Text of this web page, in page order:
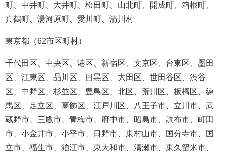
町、中井町、大井町、松田町、山北町、開成町、箱根町、
真鶴町、湯河原町、愛川町、清川村
東京都（62市区町村）
千代田区、中央区、港区、新宿区、文京区、台東区、墨田
区、江東区、品川区、目黒区、大田区、世田谷区、渋谷
区、中野区、杉並区、豊島区、北区、荒川区、板橋区、練
馬区、足立区、葛飾区、江戸川区、八王子市、立川市、武
蔵野市、三鷹市、青梅市、府中市、昭島市、調布市、町田
市、小金井市、小平市、日野市、東村山市、国分寺市、国
立市、福生市、狛江市、東大和市、清瀬市、東久留米市、